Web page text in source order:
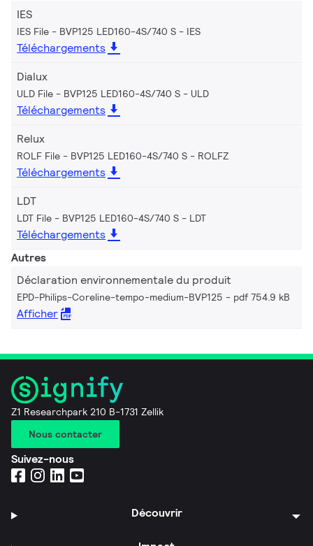
IES
IES File - BVP125 LED160-4S/740 S IES
Téléchargements
Dialux
ULD File - BVP125 LED160-4S/740 S ULD
Téléchargements
Relux
ROLF File - BVP125 LED160-4S/740 S ROLFZ
Téléchargements
LDT
LDT File - BVP125 LED160-4S/740 S LDT
Téléchargements
Autres
Déclaration environnementale du produit
EPD-Philips-Coreline-tempo-medium-BVP125 pdf 754.9 kB
Afficher
Z1 Researchpark 210 B-1731 Zellik
Nous contacter
Suivez-nous
Découvrir